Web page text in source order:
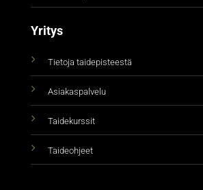
Yritys
Tietoja taidepisteestä
Asiakaspalvelu
Taidekurssit
Taideohjeet